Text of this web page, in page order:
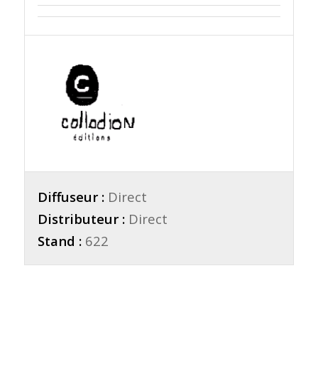
Diffuseur : Direct
Distributeur : Direct
Stand : 622